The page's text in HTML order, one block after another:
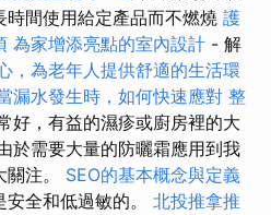
間使用給定產品而不燃燒 護
為家增添亮點的室內設計 - 解
，為老年人提供舒適的生活環
漏水發生時，如何快速應對 整
好，有益的濕疹或廚房裡的大
於需要大量的防曬霜應用到我
注。 SEO的基本概念與定義
全和低過敏的。 北投推拿推